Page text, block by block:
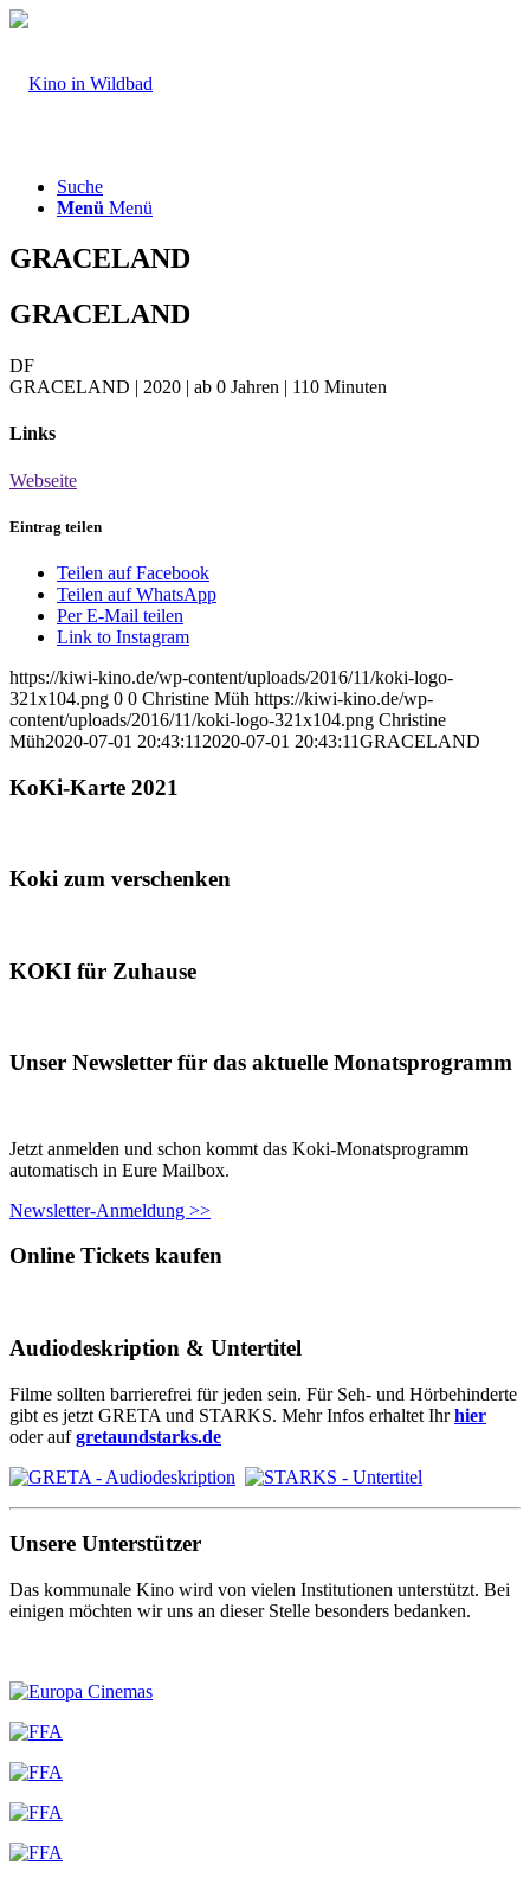
Suche
Menü Menü
GRACELAND
GRACELAND
DF
GRACELAND | 2020 | ab 0 Jahren | 110 Minuten
Links
Webseite
Eintrag teilen
Teilen auf Facebook
Teilen auf WhatsApp
Per E-Mail teilen
Link to Instagram
https://kiwi-kino.de/wp-content/uploads/2016/11/koki-logo-
321x104.png 0 0 Christine Müh https://kiwi-kino.de/wp-
content/uploads/2016/11/koki-logo-321x104.png Christine
Müh2020-07-01 20:43:11 2020-07-01 20:43:11GRACELAND
KoKi-Karte 2021
Koki zum verschenken
KOKI für Zuhause
Unser Newsletter für das aktuelle Monatsprogramm
Jetzt anmelden und schon kommt das Koki-Monatsprogramm
automatisch in Eure Mailbox.
Newsletter-Anmeldung >>
Online Tickets kaufen
Audiodeskription & Untertitel
Filme sollten barrierefrei für jeden sein. Für Seh- und Hörbehinderte
gibt es jetzt GRETA und STARKS. Mehr Infos erhaltet Ihrhier
oder aufgretaundstarks.de
Unsere Unterstützer
Das kommunale Kino wird von vielen Institutionen unterstützt. Bei
einigen möchten wir uns an dieser Stelle besonders bedanken.